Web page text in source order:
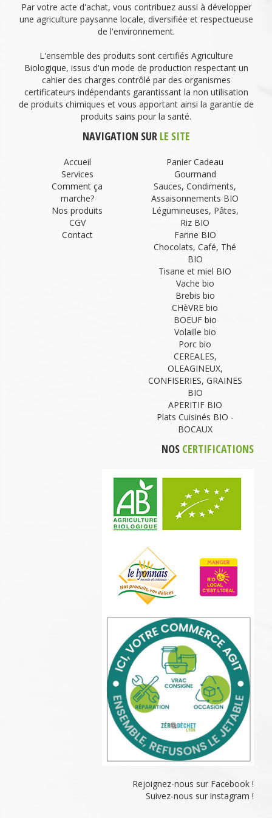
Par votre acte d'achat, vous contribuez aussi à développer
une agriculture paysanne locale, diversifiée et respectueuse
de l'environnement.
L'ensemble des produits sont certifiés Agriculture
Biologique, issus d'un mode de production respectant un
cahier des charges contrôlé par des organismes
certificateurs indépendants garantissant la non utilisation
de produits chimiques et vous apportant ainsi la garantie de
produits sains pour la santé.
NAVIGATION SUR LE SITE
Accueil
Services
Comment ça
marche?
Nos produits
CGV
Contact
Panier Cadeau
Gourmand
Sauces, Condiments,
Assaisonnements BIO
Légumineuses, Pâtes,
Riz BIO
Farine BIO
Chocolats, Café, Thé
BIO
Tisane et miel BIO
Vache bio
Brebis bio
CHèVRE bio
BOEUF bio
Volaille bio
Porc bio
CEREALES,
OLEAGINEUX,
CONFISERIES, GRAINES
BIO
APERITIF BIO
Plats Cuisinés BIO -
BOCAUX
NOS CERTIFICATIONS
Rejoignez-nous sur Facebook !
Suivez-nous sur instagram !